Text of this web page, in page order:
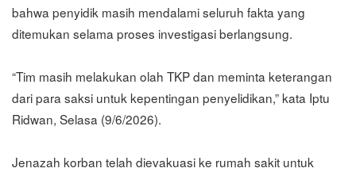
bahwa penyidik masih mendalami seluruh fakta yang
ditemukan selama proses investigasi berlangsung.
“Tim masih melakukan olah TKP dan meminta keterangan
dari para saksi untuk kepentingan penyelidikan,” kata Iptu
Ridwan, Selasa (9/6/2026).
Jenazah korban telah dievakuasi ke rumah sakit untuk